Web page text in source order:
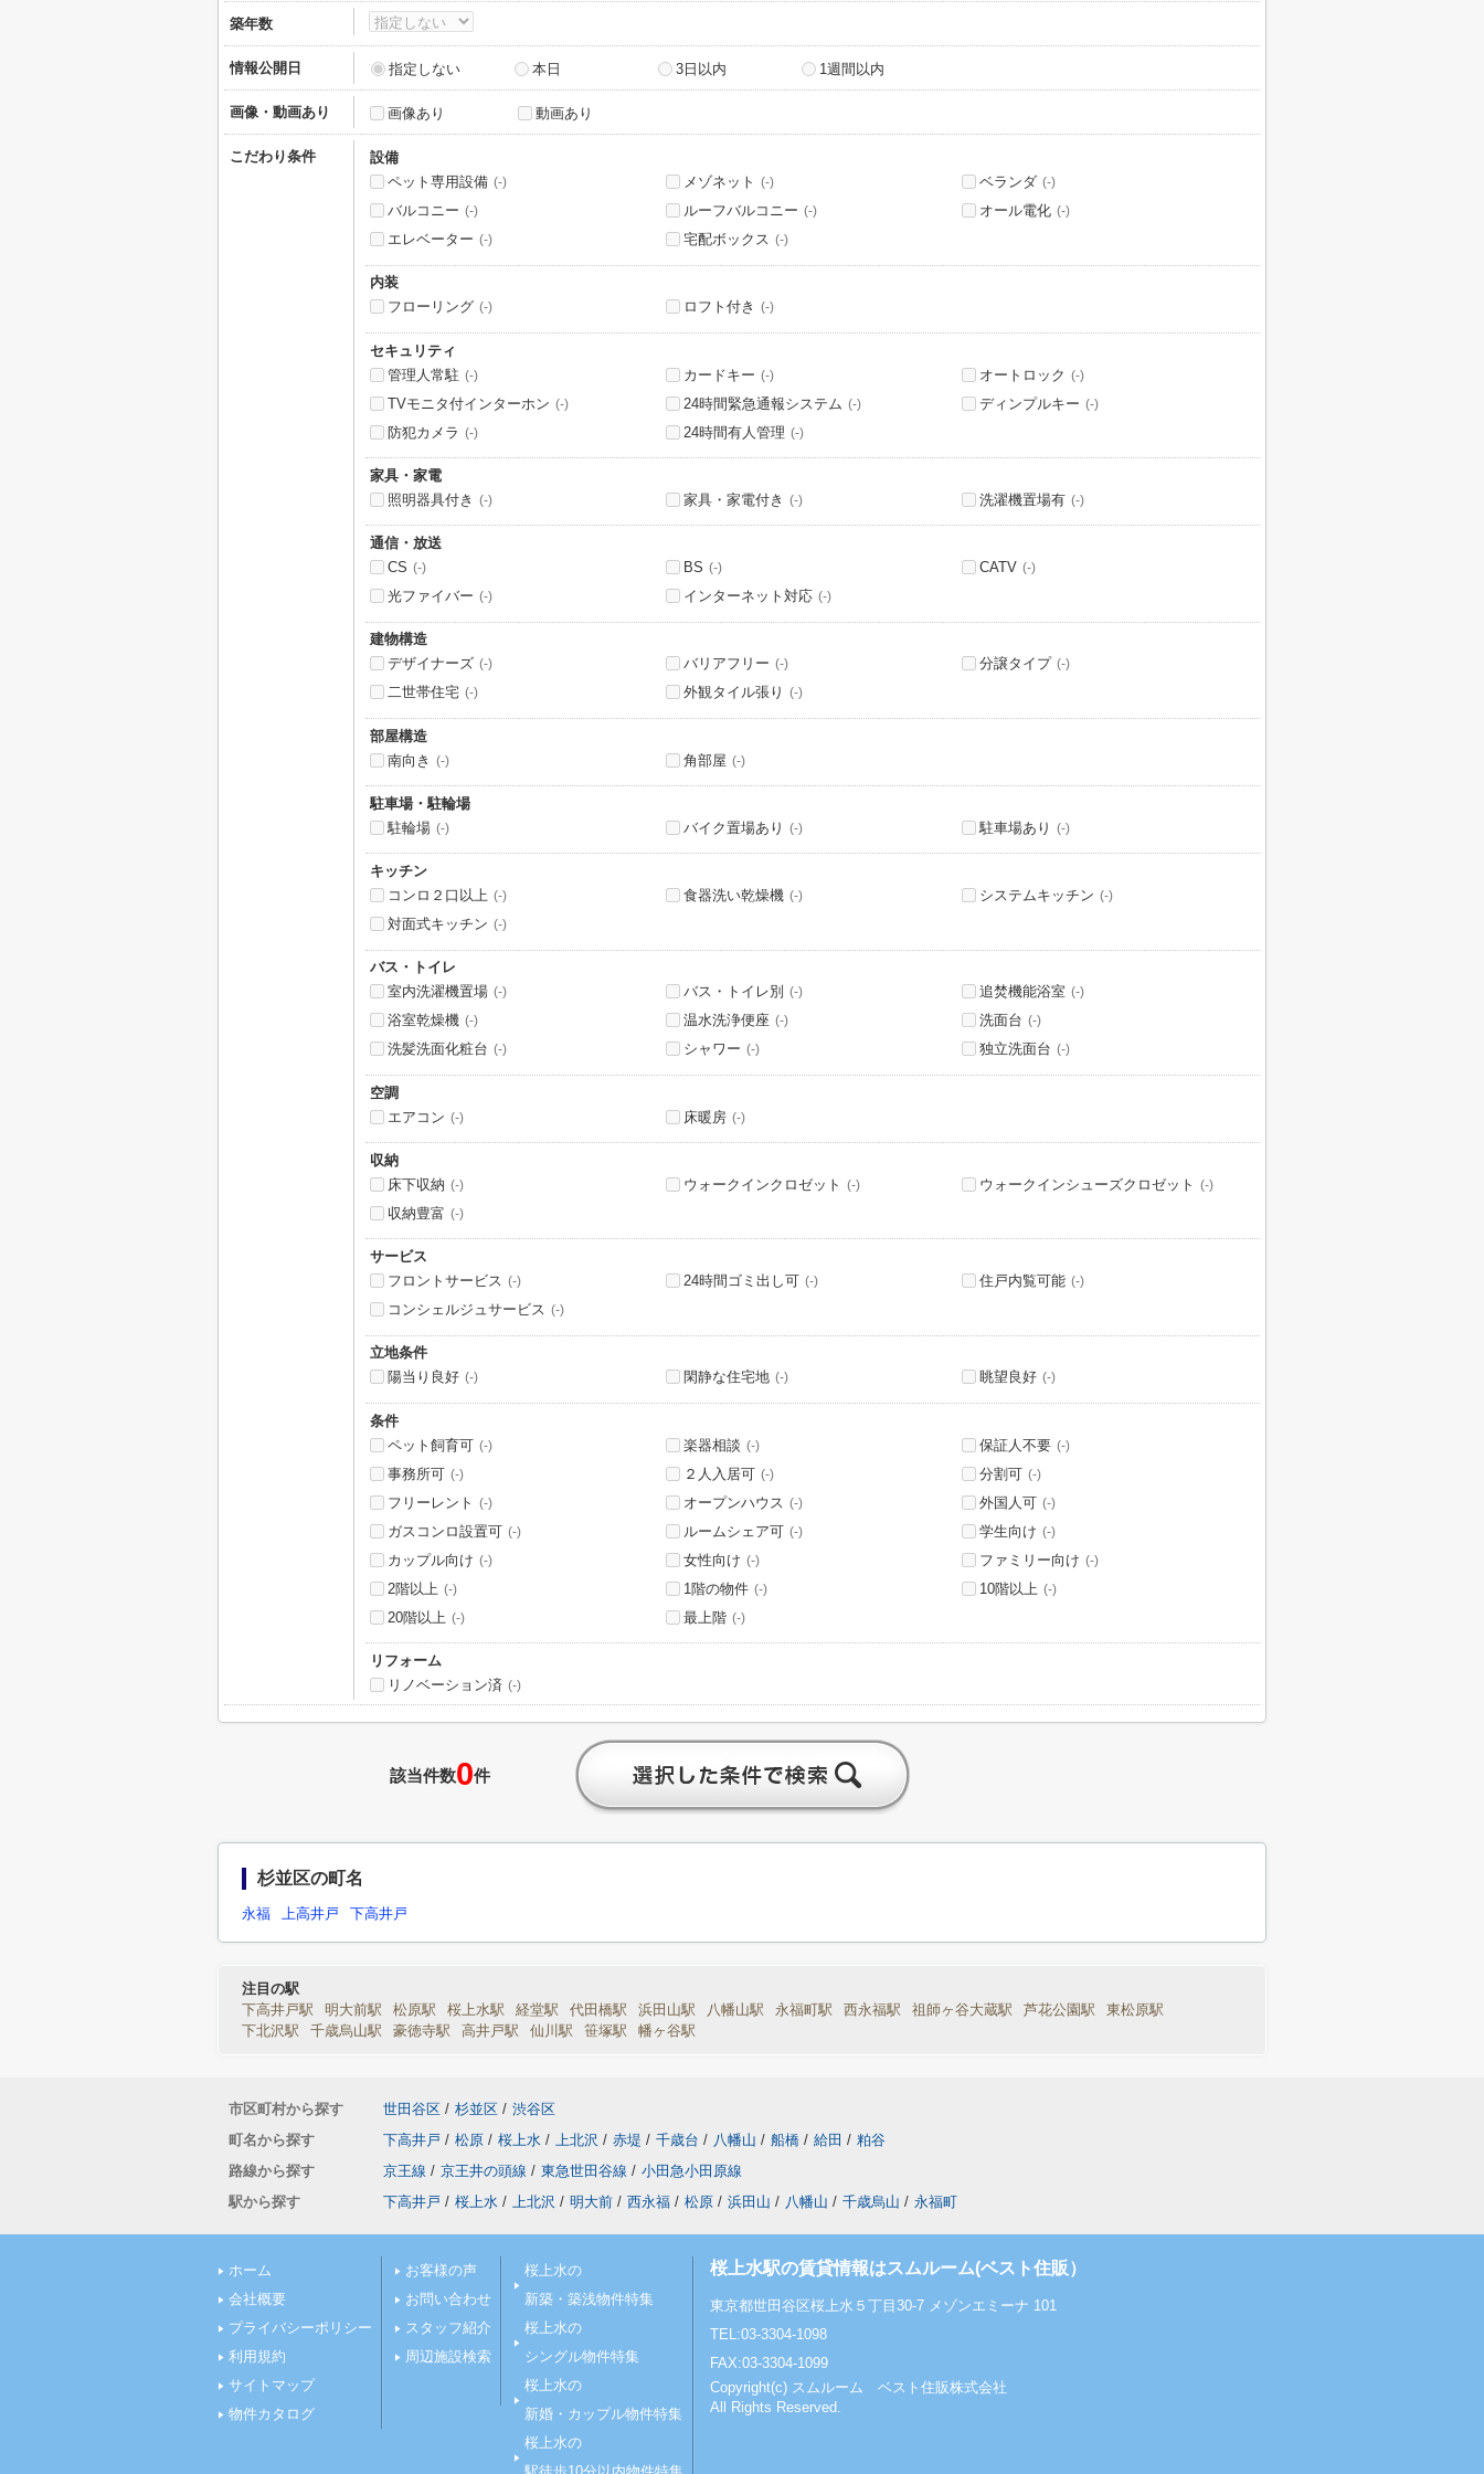
築年数
情報公開日 指定しない 本日 3日以内 1週間以内
画像・動画あり 画像あり 動画あり
こだわり条件
設備
ペット専用設備 (-) メゾネット (-) ベランダ (-)
バルコニー (-) ルーフバルコニー (-) オール電化 (-)
エレベーター (-) 宅配ボックス (-)
内装
フローリング (-) ロフト付き (-)
セキュリティ
管理人常駐 (-) カードキー (-) オートロック (-)
TVモニタ付インターホン (-) 24時間緊急通報システム (-) ディンプルキー (-)
防犯カメラ (-) 24時間有人管理 (-)
家具・家電
照明器具付き
(-) 家具・家電付き (-) 洗濯機置場有 (-)
通信・放送
CS (-) BS (-) CATV (-)
光ファイバー (-) インターネット対応 (-)
建物構造
デザイナーズ (-) バリアフリー (-) 分譲タイプ (-)
二世帯住宅 (-) 外観タイル張り (-)
部屋構造
南向き
(-) 角部屋 (-)
駐車場・駐輪場
駐輪場 (-) バイク置場あり (-) 駐車場あり (-)
キッチン
コンロ２口以上 (-) 食器洗い乾燥機 (-) システムキッチン (-)
対面式キッチン (-)
バス・トイレ
室内洗濯機置場 (-) バス・トイレ別 (-) 追焚機能浴室 (-)
浴室乾燥機 (-) 温水洗浄便座 (-) 洗面台 (-)
洗髪洗面化粧台 (-) シャワー (-) 独立洗面台 (-)
空調
エアコン (-) 床暖房 (-)
収納
床下収納 (-) ウォークインクロゼット (-) ウォークインシューズクロゼット (-)
収納豊富 (-)
サービス
フロントサービス (-) 24時間ゴミ出し可 (-) 住戸内覧可能 (-)
コンシェルジュサービス (-)
立地条件
陽当り良好 (-) 閑静な住宅地 (-) 眺望良好 (-)
条件
ペット飼育可 (-) 楽器相談 (-) 保証人不要 (-)
事務所可 (-) ２人入居可 (-) 分割可 (-)
フリーレント (-) オープンハウス (-) 外国人可 (-)
ガスコンロ設置可 (-) ルームシェア可 (-) 学生向け (-)
カップル向け (-) 女性向け (-) ファミリー向け (-)
2階以上 (-) 1階の物件 (-) 10階以上 (-)
20階以上 (-) 最上階 (-)
リフォーム
リノベーション済 (-)
該当件数0件
杉並区の町名
永福 上高井戸 下高井戸
注目の駅
下高井戸駅
明大前駅 松原駅 桜上水駅 経堂駅 代田橋駅 浜田山駅 八幡山駅 永福町駅 西永福駅 祖師ヶ谷大蔵駅 芦花公園駅
東松原駅
下北沢駅
千歳烏山駅 豪徳寺駅 高井戸駅 仙川駅 笹塚駅 幡ヶ谷駅
市区町村から探す 世田谷区 / 杉並区 / 渋谷区
町名から探す
下高井戸 / 松原 / 桜上水 / 上北沢 / 赤堤 / 千歳台 / 八幡山 / 船橋 / 給田 / 粕谷
路線から探す
京王線 / 京王井の頭線 / 東急世田谷線 / 小田急小田原線
駅から探す
下高井戸 / 桜上水 / 上北沢 / 明大前 / 西永福 / 松原 / 浜田山 / 八幡山 / 千歳烏山 / 永福町
ホーム
会社概要
プライバシーポリシー
利用規約
サイトマップ
物件カタログ
お客様の声
お問い合わせ
スタッフ紹介
周辺施設検索
桜上水の
新築・築浅物件特集
桜上水の
シングル物件特集
桜上水の
新婚・カップル物件特集
桜上水の
桜上水駅の賃貸情報はスムルーム(ベスト住販）
東京都世田谷区桜上水５丁目30-7 メゾンエミーナ 101
TEL:03-3304-1098
FAX:03-3304-1099
Copyright(c) スムルーム ベスト住販株式会社
All Rights Reserved.